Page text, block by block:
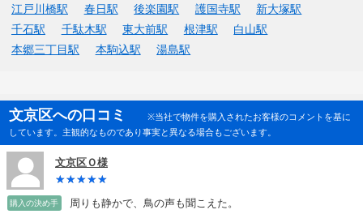
江戸川橋駅 春日駅 後楽園駅 護国寺駅
新大塚駅
千石駅
千駄木駅 東大前駅 根津駅
白山駅
本郷三丁目駅
本駒込駅 湯島駅
文京区への口コミ
※当社で物件を購入されたお客様のコメントを基に
しています。主観的なものであり事実と異なる場合もございます。
文京区Ｏ様
購入の決め手 周りも静かで、鳥の声も聞こえた。